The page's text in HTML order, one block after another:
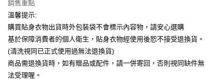
全家付款取貨
每筆NT$65，滿NT$599(含以上)免運費
7-11付款取貨
每筆NT$65，滿NT$599(含以上)免運費
宅配
銷售重點
溫馨提示:
購買貼身衣物出貨時外包裝袋不會標示內容物，請安心選購
基於保障消費者的個人衛生，貼身衣物經使用後恕不接受退換貨。
(清洗視同已正式使用過無法退換貨)
商品需退換貨時，如有贈品或配件，請一併寄回，否則視同缺件無
法受理喔。